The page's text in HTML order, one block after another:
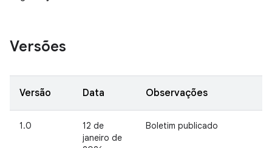
Versões
Versão Data Observações
1.0
12 de
janeiro de
Boletim publicado